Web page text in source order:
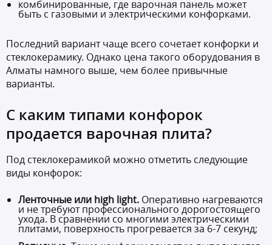
комбинированные, где варочная панель может
быть с газовыми и электрическими конфорками.
Последний вариант чаще всего сочетает конфорки и
стеклокерамику. Однако цена такого оборудования в
Алматы намного выше, чем более привычные
варианты.
С каким типами конфорок
продается варочная плита?
Под стеклокерамикой можно отметить следующие
виды конфорок:
Ленточные или high light. Оперативно нагреваются
и не требуют профессионального дорогостоящего
ухода. В сравнении со многими электрическими
плитами, поверхность прогревается за 6-7 секунд;